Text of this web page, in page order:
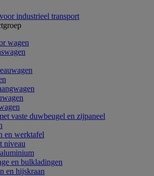
industrieel transport
wagen
vaste duwbeugel en zijpaneel
en werktafel
niveau
en bulkladingen
en hijskraan